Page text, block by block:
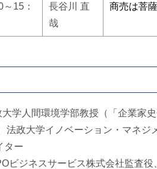
15：
長谷川 直
哉
商売は菩
大学人間環境学部教授（「企業家史
法政大学イノベーション・マネジ
ター
ビジネスサービス株式会社監査